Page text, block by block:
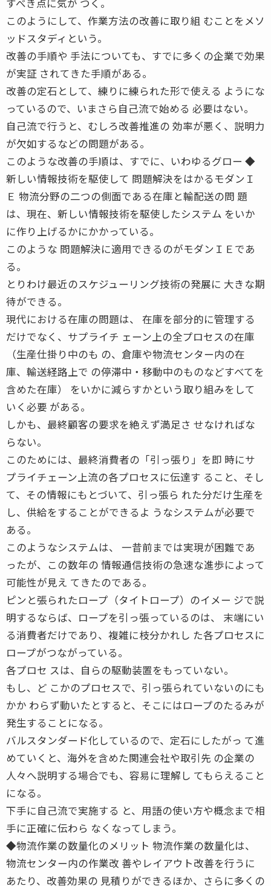
このようにして、作業方法の改善に取り組 むことをメソ
ッドスタディという。
改善の手順や 手法についても、すでに多くの企業で効果
が実証 されてきた手順がある。
改善の定石として、練りに練られた形で使える ようにな
っているので、いまさら自己流で始める 必要はない。
自己流で行うと、むしろ改善推進の 効率が悪く、説明力
が欠如するなどの問題がある。
このような改善の手順は、すでに、いわゆるグロー ◆
新しい情報技術を駆使して 問題解決をはかるモダンＩ
Ｅ 物流分野の二つの側面である在庫と輸配送の問 題
は、現在、新しい情報技術を駆使したシステム をいか
に作り上げるかにかかっている。
このような 問題解決に適用できるのがモダンＩＥであ
る。
とりわけ最近のスケジューリング技術の発展に 大きな期
待ができる。
現代における在庫の問題は、 在庫を部分的に管理する
だけでなく、サプライチ ェーン上の全プロセスの在庫
（生産仕掛り中のも の、倉庫や物流センター内の在
庫、輸送経路上で の停滞中・移動中のものなどすべてを
含めた在庫） をいかに減らすかという取り組みをして
いく必要 がある。
しかも、最終顧客の要求を絶えず満足さ せなければな
らない。
このためには、最終消費者の「引っ張り」を即 時にサ
プライチェーン上流の各プロセスに伝達す ること、そし
て、その情報にもとづいて、引っ張ら れた分だけ生産を
し、供給をすることができるよ うなシステムが必要で
ある。
このようなシステムは、 一昔前までは実現が困難であ
ったが、この数年の 情報通信技術の急速な進歩によって
可能性が見え てきたのである。
ピンと張られたロープ（タイトロープ）のイメー ジで説
明するならば、ロープを引っ張っているのは、 末端にい
る消費者だけであり、複雑に枝分かれし た各プロセスに
ロープがつながっている。
各プロセ スは、自らの駆動装置をもっていない。
もし、ど こかのプロセスで、引っ張られていないのにも
かか わらず動いたとすると、そこにはロープのたるみが
発生することになる。
バルスタンダード化しているので、定石にしたがっ て進
めていくと、海外を含めた関連会社や取引先 の企業の
人々へ説明する場合でも、容易に理解し てもらえること
になる。
下手に自己流で実施する と、用語の使い方や概念まで相
手に正確に伝わら なくなってしまう。
◆物流作業の数量化のメリット 物流作業の数量化は、
物流センター内の作業改 善やレイアウト改善を行うに
あたり、改善効果の 見積りができるほか、さらに多くの